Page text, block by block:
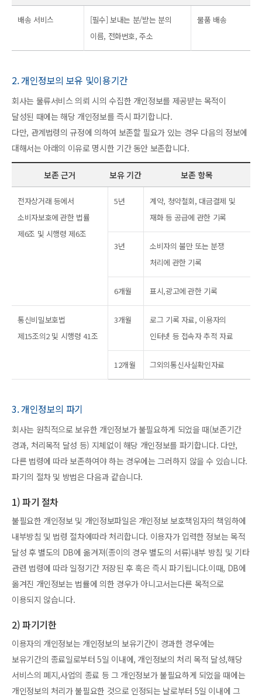
배송 서비스
[필수] 보내는 분/받는 분의
이름, 전화번호, 주소
물품 배송
2. 개인정보의 보유 및이용기간
회사는 물류서비스 의뢰 시의 수집한 개인정보를 제공받는 목적이
달성된 때에는 해당 개인정보를 즉시 파기합니다.
다만, 관계법령의 규정에 의하여 보존할 필요가 있는 경우 다음의 정보에
대해서는 아래의 이유로 명시한 기간 동안 보존합니다.
보존 근거 보유 기간 보존 항목
전자상거래 등에서
소비자보호에 관한 법률
제6조 및 시행령 제6조
5년
계약, 청약철회, 대금결제 및
재화 등 공급에 관한 기록
3년
소비자의 불만 또는 분쟁
처리에 관한 기록
6개월 표시,광고에 관한 기록
통신비밀보호법
제15조의2 및 시행령 41조
3개월
로그 기록 자료, 이용자의
인터넷 등 접속자 추적 자료
12개월 그외의통신사실확인자료
3. 개인정보의 파기
회사는 원칙적으로 보유한 개인정보가 불필요하게 되었을 때(보존기간
경과, 처리목적 달성 등) 지체없이 해당 개인정보를 파기합니다. 다만,
다른 법령에 따라 보존하여야 하는 경우에는 그러하지 않을 수 있습니다.
파기의 절차 및 방법은 다음과 같습니다.
1) 파기 절차
불필요한 개인정보 및 개인정보파일은 개인정보 보호책임자의 책임하에
내부방침 및 법령 절차에따라 처리합니다. 이용자가 입력한 정보는 목적
달성 후 별도의 DB에 옮겨져(종이의 경우 별도의 서류)내부 방침 및 기타
관련 법령에 따라 일정기간 저장된 후 혹은 즉시 파기됩니다.이때, DB에
옮겨진 개인정보는 법률에 의한 경우가 아니고서는다른 목적으로
이용되지 않습니다.
2) 파기기한
이용자의 개인정보는 개인정보의 보유기간이 경과한 경우에는
보유기간의 종료일로부터 5일 이내에, 개인정보의 처리 목적 달성,해당
서비스의 폐지,사업의 종료 등 그 개인정보가 불필요하게 되었을 때에는
개인정보의 처리가 불필요한 것으로 인정되는 날로부터 5일 이내에 그